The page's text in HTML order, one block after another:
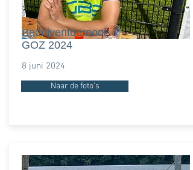
Bedrijventoernooi
GOZ 2024
8 juni 2024
Naar de foto's